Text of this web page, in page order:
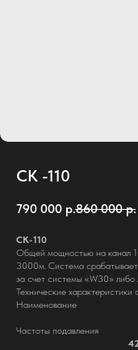
СК -110
790 000 р.860 000 р.
СК-110
Общей мощностью на канал
3000м. Система
за счет системы «W30»
Технические характеристики
Наименование
Частоты подавления